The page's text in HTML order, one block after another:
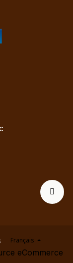
Français
eCommerce